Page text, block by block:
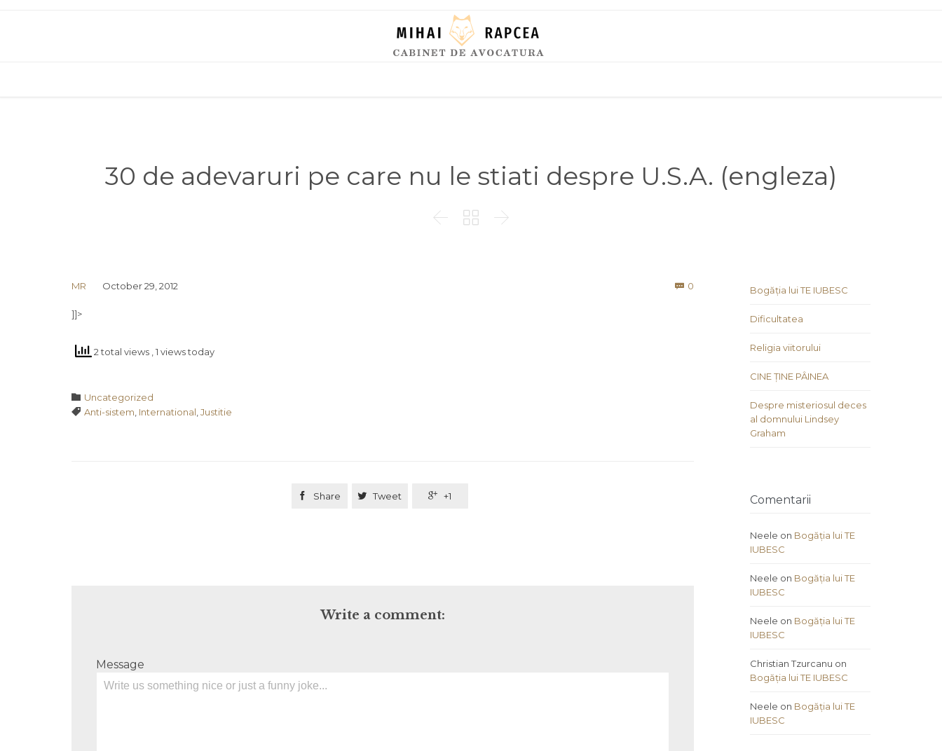
30 de adevaruri pe care nu le stiati despre U.S.A. (engleza)
  
MR October 29, 2012  0
]]>
2 total views , 1 views today
 Category
Uncategorized
 Tags
Anti-sistem International Justitie
 Share  Tweet  +1
Write a comment:
Message
Bogăția lui TE IUBESC
Dificultatea
Religia viitorului
CINE ȚINE PÂINEA
Despre misteriosul deces
al domnului Lindsey
Graham
Comentarii
Neele on Bogăția lui TE
IUBESC
Neele on Bogăția lui TE
IUBESC
Neele on Bogăția lui TE
IUBESC
Christian Tzurcanu on
Bogăția lui TE IUBESC
Neele on Bogăția lui TE
IUBESC